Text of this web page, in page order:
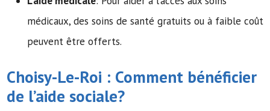
médicaux, des soins de santé gratuits ou à faible coût
peuvent être offerts.
Choisy-Le-Roi : Comment bénéficier
de l’aide sociale?